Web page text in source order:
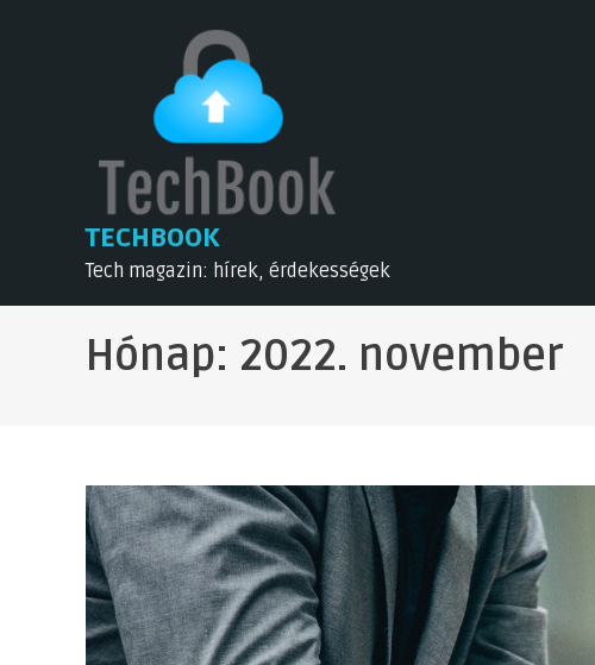
TECHBOOK
Tech magazin: hírek, érdekességek
Hónap: 2022. november